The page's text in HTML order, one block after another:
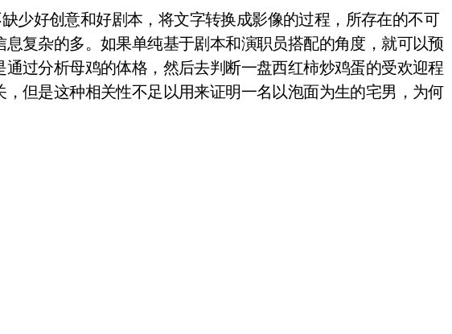
少好创意和好剧本，将文字转换成影像的过程，所存在的不可
复杂的多。如果单纯基于剧本和演职员搭配的角度，就可以预
过分析母鸡的体格，然后去判断一盘西红柿炒鸡蛋的受欢迎程
但是这种相关性不足以用来证明一名以泡面为生的宅男，为何